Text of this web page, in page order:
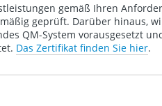
gemäß Ihren
geprüft. Darüber hinaus,
QM-System vorausgesetzt
Das Zertifikat finden Sie hier.